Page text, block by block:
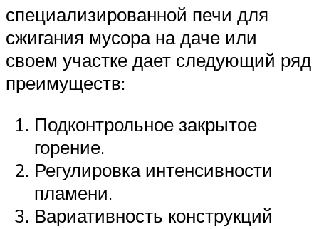
специализированной печи для
сжигания мусора на даче или
своем участке дает следующий ряд
преимуществ:
Подконтрольное закрытое
горение.
Регулировка интенсивности
пламени.
Вариативность конструкций